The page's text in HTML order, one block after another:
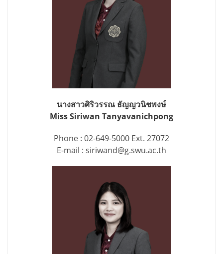
นางสาวศิริวรรณ ธัญญวนิชพงษ์
Miss Siriwan Tanyavanichpong
Phone : 02-649-5000 Ext. 27072
E-mail : siriwand@g.swu.ac.th